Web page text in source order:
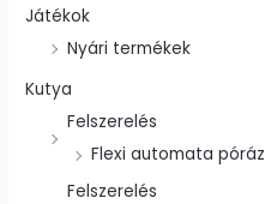
Játékok
Nyári termékek
Kutya
Felszerelés
Flexi automata póráz
Felszerelés